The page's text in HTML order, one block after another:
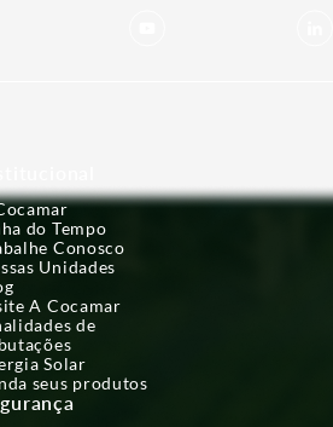
do Tempo
Conosco
Unidades
A Cocamar
de
Solar
seus produtos